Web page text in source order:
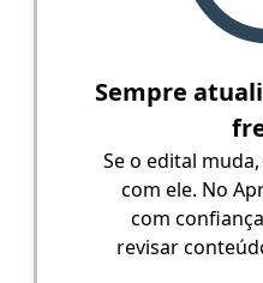
Sempre
Se o edital
com ele. No
com
revisar